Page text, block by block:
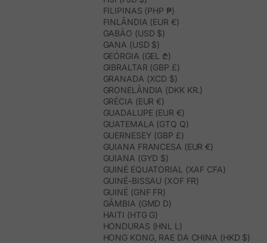
FILIPINAS (PHP ₱)
FINLÂNDIA (EUR €)
GABÃO (USD $)
GANA (USD $)
GEÓRGIA (GEL ₾)
GIBRALTAR (GBP £)
GRANADA (XCD $)
GRONELÂNDIA (DKK KR.)
GRÉCIA (EUR €)
GUADALUPE (EUR €)
GUATEMALA (GTQ Q)
GUERNESEY (GBP £)
GUIANA FRANCESA (EUR €)
GUIANA (GYD $)
GUINÉ EQUATORIAL (XAF CFA)
GUINÉ-BISSAU (XOF FR)
GUINÉ (GNF FR)
GÂMBIA (GMD D)
HAITI (HTG G)
HONDURAS (HNL L)
HONG KONG, RAE DA CHINA (HKD $)